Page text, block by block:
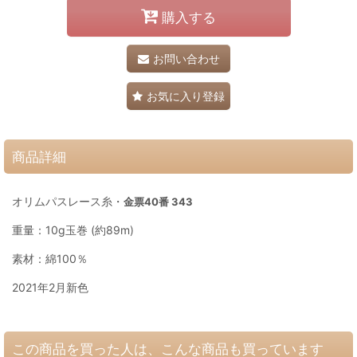
購入する
お問い合わせ
お気に入り登録
商品詳細
オリムパスレース糸・ 金票40番 343
重量：10g玉巻 (約89m)
素材：綿100％
2021年2月新色
この商品を買った人は、こんな商品も買っています